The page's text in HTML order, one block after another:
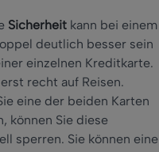
Sicherheit kann bei einem
deutlich besser sein
einzelnen Kreditkarte.
recht auf Reisen.
eine der beiden Karten
können Sie diese
sperren. Sie können eine